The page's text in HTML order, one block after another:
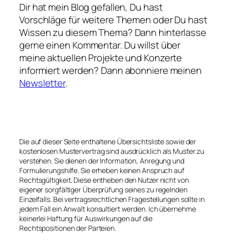
Dir hat mein Blog gefallen, Du hast
Vorschläge für weitere Themen oder Du hast
Wissen zu diesem Thema? Dann hinterlasse
gerne einen Kommentar. Du willst über
meine aktuellen Projekte und Konzerte
informiert werden? Dann abonniere meinen
Newsletter.
Die auf dieser Seite enthaltene Übersichtsliste sowie der
kostenlosen Mustervertrag sind ausdrücklich als Muster zu
verstehen. Sie dienen der Information, Anregung und
Formulierungshilfe. Sie erheben keinen Anspruch auf
Rechtsgültigkeit. Diese entheben den Nutzer nicht von
eigener sorgfältiger Überprüfung seines zu regelnden
Einzelfalls. Bei vertragsrechtlichen Fragestellungen sollte in
jedem Fall ein Anwalt konsultiert werden. Ich übernehme
keinerlei Haftung für Auswirkungen auf die
Rechtspositionen der Parteien.